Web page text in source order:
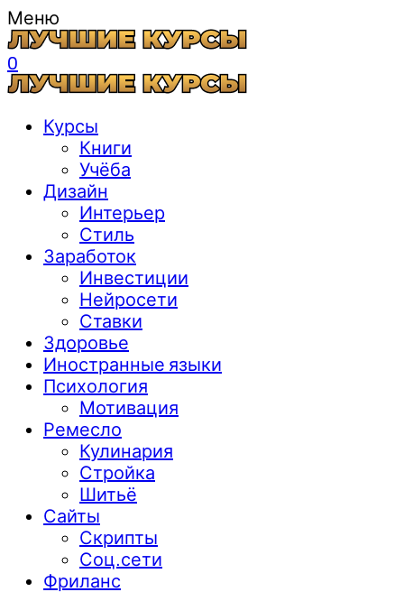
Меню
0
Курсы
Книги
Учёба
Дизайн
Интерьер
Стиль
Заработок
Инвестиции
Нейросети
Ставки
Здоровье
Иностранные языки
Психология
Мотивация
Ремесло
Кулинария
Стройка
Шитьё
Сайты
Скрипты
Соц.сети
Фриланс